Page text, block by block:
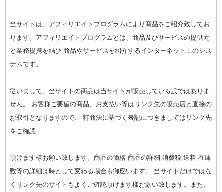
当サイトは、アフィリエイトプログラムにより商品をご紹介致してお
ります。アフィリエイトプログラムとは、商品及びサービスの提供元
と業務提携を結び 商品やサービスを紹介するインターネット上のシス
テムです。
従いまして、当サイトの商品は当サイトが販売している訳ではありま
せん。 お客様ご要望の商品、お支払い等はリンク先の販売店と直接の
お取引となりますので、 特商法に基づく表記につきましてはリンク先
をご確認
頂けます様お願い致します。商品の価格 商品の詳細 消費税 送料 在庫
数等の詳細は時として変わる場合も御座います。 当サイトだけではな
くリンク先のサイトもよくご確認頂けます様お願い致します。また、